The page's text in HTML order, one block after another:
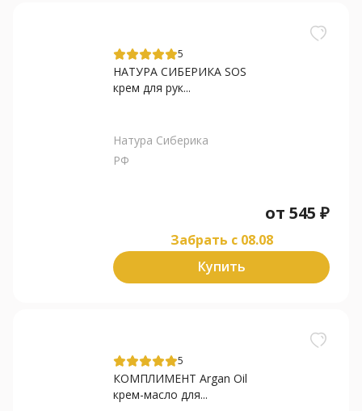
5
НАТУРА СИБЕРИКА SOS
крем для рук...
Натура Сиберика
РФ
от 545 ₽
Забрать c 08.08
Купить
5
КОМПЛИМЕНТ Argan Oil
крем-масло для...